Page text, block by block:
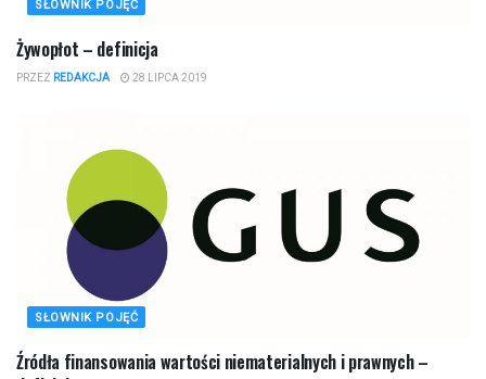
SŁOWNIK POJĘĆ
Żywopłot – definicja
PRZEZ REDAKCJA 28 LIPCA 2019
SŁOWNIK POJĘĆ
Źródła finansowania wartości niematerialnych i prawnych –